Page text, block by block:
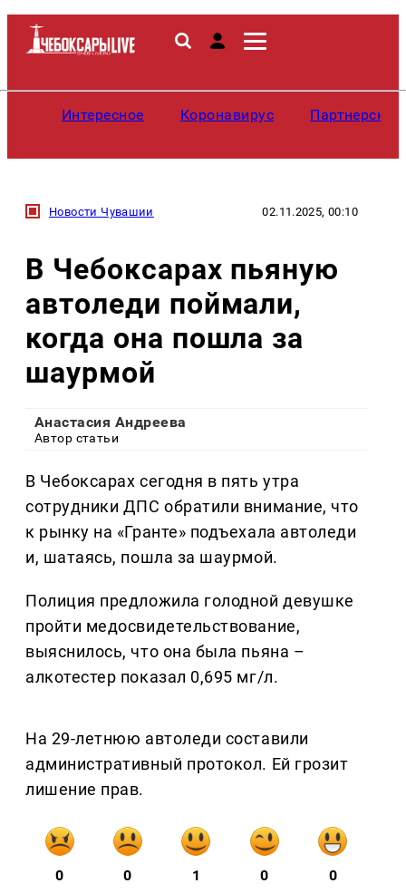
Интересное Коронавирус
Новости Чувашии 02.11.2025, 00:10
В Чебоксарах пьяную
автоледи поймали,
когда она пошла за
шаурмой
Анастасия Андреева
Автор статьи
В Чебоксарах сегодня в пять утра
сотрудники ДПС обратили внимание, что
к рынку на «Гранте» подъехала автоледи
и, шатаясь, пошла за шаурмой.
Полиция предложила голодной девушке
пройти медосвидетельствование,
выяснилось, что она была пьяна –
алкотестер показал 0,695 мг/л.
На 29-летнюю автоледи составили
административный протокол. Ей грозит
лишение прав.
0 0 1 0 0